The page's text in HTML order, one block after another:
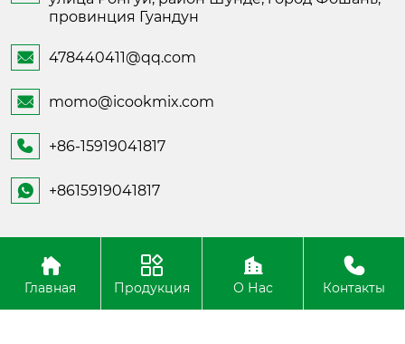
провинция Гуандун
 478440411@qq.com
 momo@icookmix.com
 +86-15919041817
 +8615919041817
Copyright ©Foshan Shunde Fusheng Electronic
Technology
Главная Продукция О Нас Контакты